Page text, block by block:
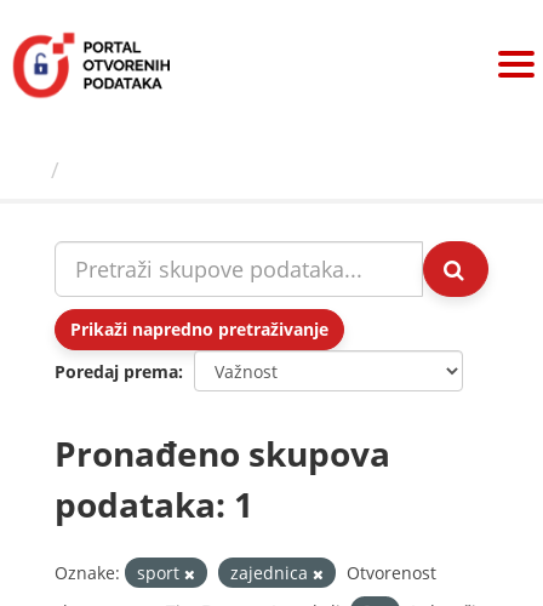
sadržaj
Prikaži napredno pretraživanje
Poredaj prema
Pronađeno skupova
podataka: 1
Oznake: sport zajednica
Otvorenost